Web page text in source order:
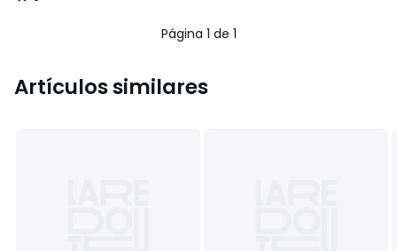
Página 1 de 1
Artículos similares